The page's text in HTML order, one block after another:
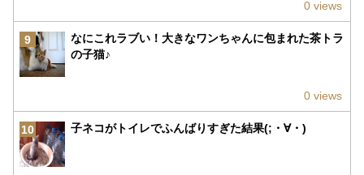
0 views
9
なにこれラブい！大きなワンちゃんに包まれた茶トラ
の子猫♪
0 views
10 子ネコがトイレでふんばりすぎた結果(;・∀・)